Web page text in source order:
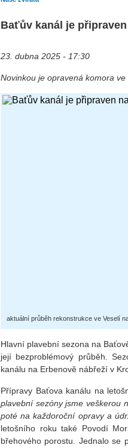
Baťův kanál je
23. dubna 2025 - 17:30
Novinkou je opravená komora
aktuální průběh rekonstrukce ve Veselí
Hlavní plavební sezona na
její bezproblémový průběh.
kanálu na Erbenově nábřeží v
Přípravy Baťova kanálu na
plavební sezóny jsme veškerou
poté na každoroční opravy a
letošního roku také Povodí
břehového porostu. Jednalo se